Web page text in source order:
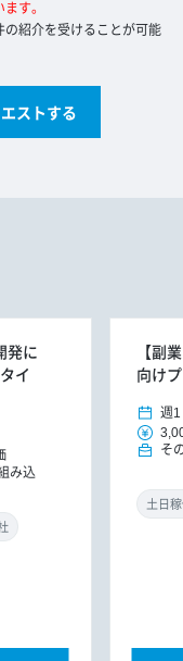
す。
紹介を受けることが可能
ストする
発に
イ
み込
【副
向け
週1
そ
土日